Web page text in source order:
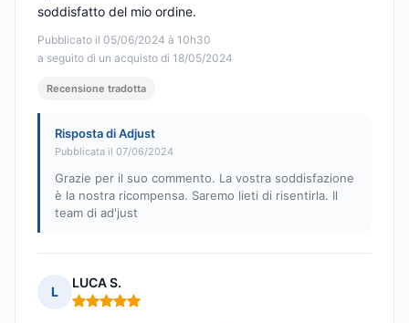
Pubblicato il 05/06/2024 à 10h30
a seguito di un acquisto di 18/05/2024
soddisfatto del mio ordine.
Recensione tradotta
Risposta di Adjust
Pubblicata il 07/06/2024
Grazie per il suo commento. La vostra soddisfazione
è la nostra ricompensa. Saremo lieti di risentirla. Il
team di ad'just
L
LUCA S.
Nota: 5 su 5